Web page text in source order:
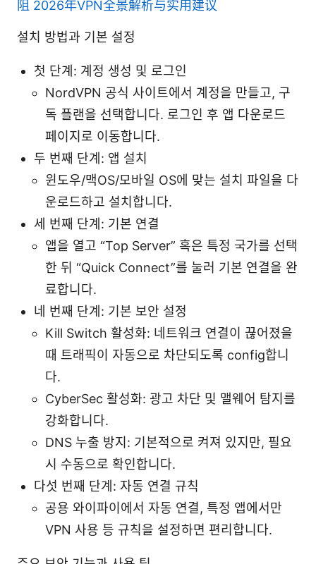
阻 2026年VPN全景解析与实用建议
설치 방법과 기본 설정
첫 단계: 계정 생성 및 로그인
NordVPN 공식 사이트에서 계정을 만들고, 구
독 플랜을 선택합니다. 로그인 후 앱 다운로드
페이지로 이동합니다.
두 번째 단계: 앱 설치
윈도우/맥OS/모바일 OS에 맞는 설치 파일을 다
운로드하고 설치합니다.
세 번째 단계: 기본 연결
앱을 열고 “Top Server” 혹은 특정 국가를 선택
한 뒤 “Quick Connect”를 눌러 기본 연결을 완
료합니다.
네 번째 단계: 기본 보안 설정
Kill Switch 활성화: 네트워크 연결이 끊어졌을
때 트래픽이 자동으로 차단되도록 config합니
다.
CyberSec 활성화: 광고 차단 및 맬웨어 탐지를
강화합니다.
DNS 누출 방지: 기본적으로 켜져 있지만, 필요
시 수동으로 확인합니다.
다섯 번째 단계: 자동 연결 규칙
공용 와이파이에서 자동 연결, 특정 앱에서만
VPN 사용 등 규칙을 설정하면 편리합니다.